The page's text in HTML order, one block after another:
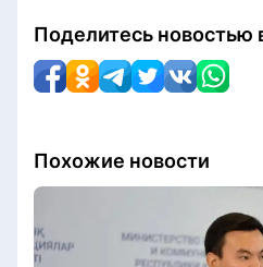
Поделитесь новостью
Похожие новости